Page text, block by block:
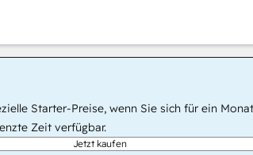
Starter-Preise, wenn Sie sich für ein
Zeit verfügbar.
Jetzt kaufen